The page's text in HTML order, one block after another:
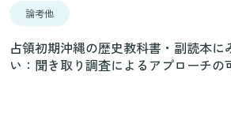
論考他
占領初期沖縄の歴史教科書・副読本
い：聞き取り調査によるアプローチの